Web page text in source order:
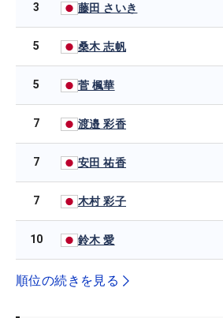
3 藤田 さいき
5 桑木 志帆
5 菅 楓華
7 渡邉 彩香
7 安田 祐香
7 木村 彩子
10 鈴木 愛
順位の続きを見る